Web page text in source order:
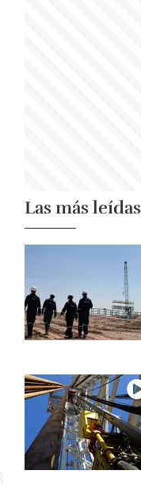
Las más leídas